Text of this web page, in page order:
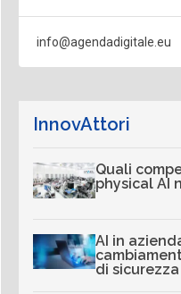
info@agendadigitale.eu
InnovAttori
Quali
physical AI
AI in
di sicurezza